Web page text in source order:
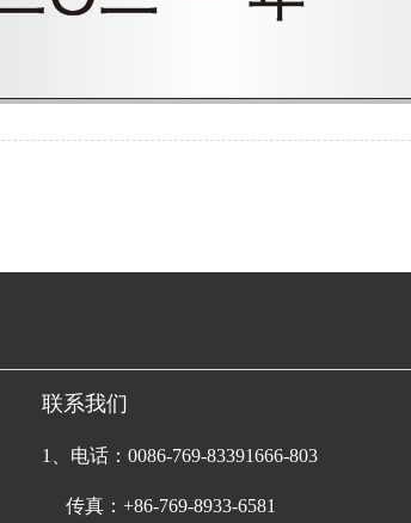
联系我们
1、电话：0086-769-83391666-803
传真：+86-769-8933-6581